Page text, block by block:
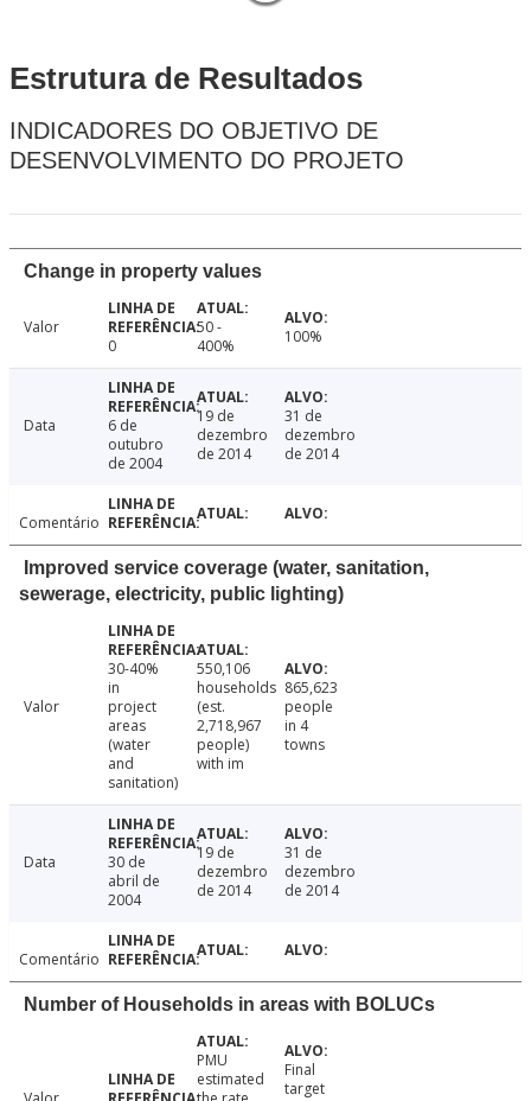
Estrutura de Resultados
INDICADORES DO OBJETIVO DE
DESENVOLVIMENTO DO PROJETO
Change in property values
Valor
0
50 -
400%
100%
Data
6 de
outubro
de 2004
19 de
dezembro
de 2014
31 de
dezembro
de 2014
Comentário
Improved service coverage (water, sanitation,
sewerage, electricity, public lighting)
Valor
30-40%
in
project
areas
(water
and
sanitation)
550,106
households
(est.
2,718,967
people)
with im
865,623
people
in 4
towns
Data
30 de
abril de
2004
19 de
dezembro
de 2014
31 de
dezembro
de 2014
Comentário
Number of Households in areas with BOLUCs
PMU
estimated
Final
target